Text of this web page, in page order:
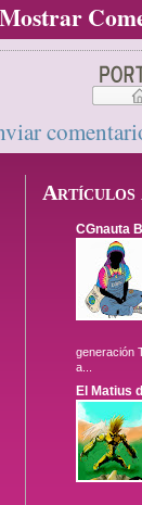
Artículos
CGnauta
generación
a...
El Matius